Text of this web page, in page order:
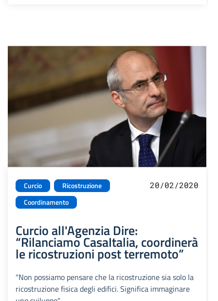
Curcio
Ricostruzione
Coordinamento
20/02/2020
Curcio all'Agenzia Dire:
“Rilanciamo CasaItalia, coordinerà
le ricostruzioni post terremoto”
"Non possiamo pensare che la ricostruzione sia solo la
ricostruzione fisica degli edifici. Significa immaginare